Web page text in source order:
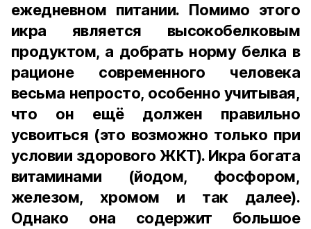
ежедневном питании. Помимо этого
икра является высокобелковым
продуктом, а добрать норму белка в
рационе современного человека
весьма непросто, особенно учитывая,
что он ещё должен правильно
усвоиться (это возможно только при
условии здорового ЖКТ). Икра богата
витаминами (йодом, фосфором,
железом, хромом и так далее).
Однако она содержит большое